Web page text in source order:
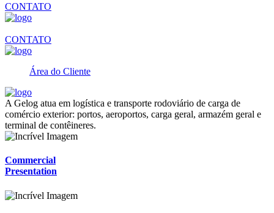
CONTATO
CONTATO
Área do Cliente
A Gelog atua em logística e transporte rodoviário de carga de
comércio exterior: portos, aeroportos, carga geral, armazém geral e
terminal de contêineres.
Commercial
Presentation